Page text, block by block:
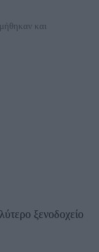
και
ξενοδοχείο